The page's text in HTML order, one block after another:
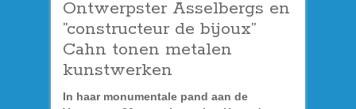
Ontwerpster Asselbergs en
”constructeur de bijoux”
Cahn tonen metalen
kunstwerken
In haar monumentale pand aan de